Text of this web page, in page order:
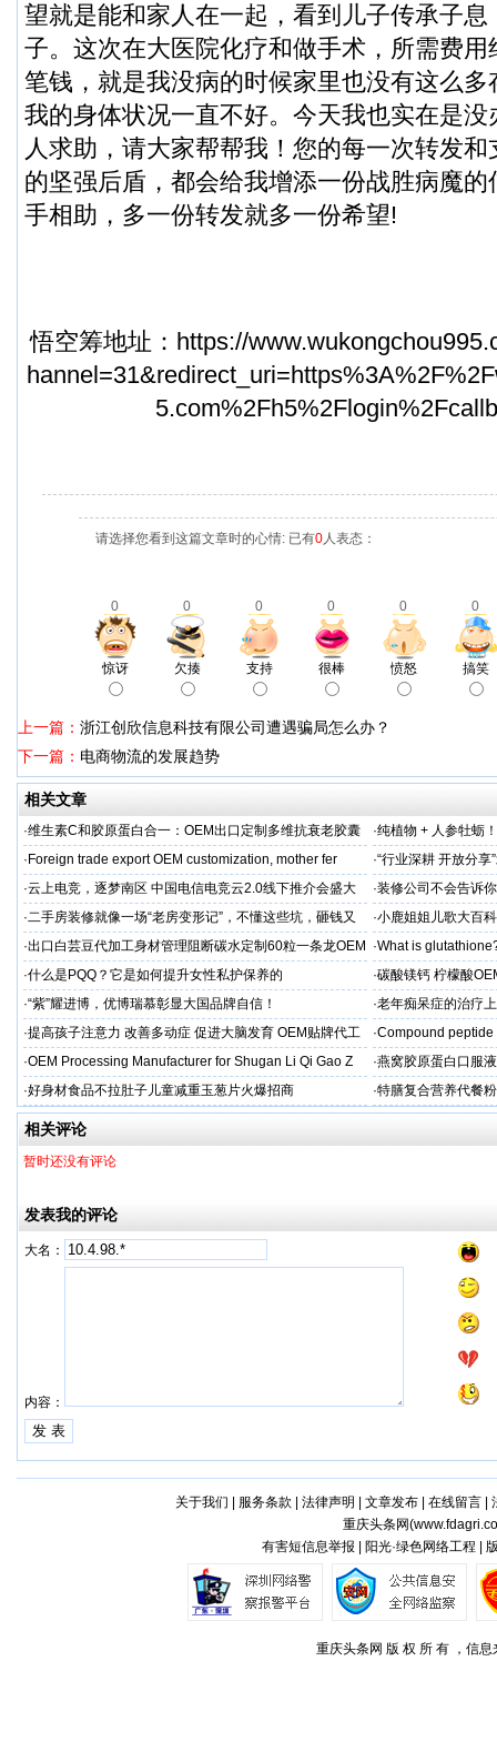
望就是能和家人在一起，看到儿子传承子
子。这次在大医院化疗和做手术，所需费
笔钱，就是我没病的时候家里也没有这么
我的身体状况一直不好。今天我也实在是
人求助，请大家帮帮我！您的每一次转发
的坚强后盾，都会给我增添一份战胜病魔
手相助，多一份转发就多一份希望!
悟空筹地址： https://
请选择您看到这篇文章时的心情: 已有0人表态：
0 0 0 0 0 0
惊讶 欠揍 支持 很棒 愤怒 搞笑
上一篇： 浙江创欣信息科技有限公司遭遇骗局怎么办？
下一篇： 电商物流的发展趋势
相关文章
·维生素C和胶原蛋白合一：OEM出口定制多维抗衰老胶囊 ·纯植物 + 人参牡蛎
力保驾护航
· Foreign trade export OEM customization, mother fer ·“行业深耕 开放分
·云上电竞，逐梦南区 中国电信电竞云2.0线下推介会盛大
启幕
·装修公司不会告诉
·二手房装修就像一场“老房变形记”，不懂这些坑，砸钱又
糟心！看完这篇再开工
·小鹿姐姐儿歌大百科
·出口白芸豆代加工身材管理阻断碳水定制60粒一条龙OEM
贴牌
·What is
·什么是PQQ？它是如何提升女性私护保养的 ·碳酸镁钙 柠檬酸
制
·“紫”耀进博，优博瑞慕彰显大国品牌自信！ ·老年痴呆症的治疗
吻合术)
·提高孩子注意力 改善多动症 促进大脑发育 OEM贴牌代工 ·Compound
·OEM Processing Manufacturer for Shugan Li Qi Gao Z ·燕窝胶原蛋白口服
牌
·好身材食品不拉肚子儿童减重玉葱片火爆招商 ·特膳复合营养代餐
牌代工
相关评论
暂时还没有评论
发表我的评论
大名：
内容：
关于我们 服务条款 法律声明 文章发布| 在线留言|
重庆头条网(
有害短信息举报 | 阳光·绿色网络工程 |
重庆头条网 版 权 所 有 ，信